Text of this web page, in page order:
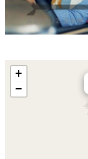
+
−